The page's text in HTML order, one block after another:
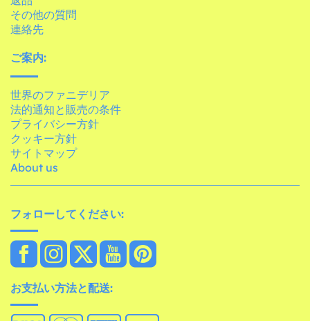
その他の質問
連絡先
ご案内:
世界のファニデリア
法的通知と販売の条件
プライバシー方針
クッキー方針
サイトマップ
About us
フォローしてください:
お支払い方法と配送: